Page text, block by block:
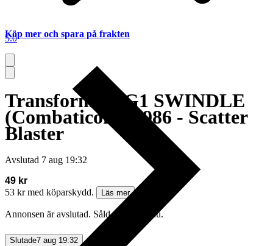
5.0
Transformers G1 SWINDLE
(Combaticons) 1986 - Scatter
Blaster
Avslutad 7 aug 19:32
49 kr
53 kr med köparskydd.
Läs mer
Annonsen är avslutad. Såld med Köp nu.
Slutade7 aug 19:32
Köp mer och spara på frakten